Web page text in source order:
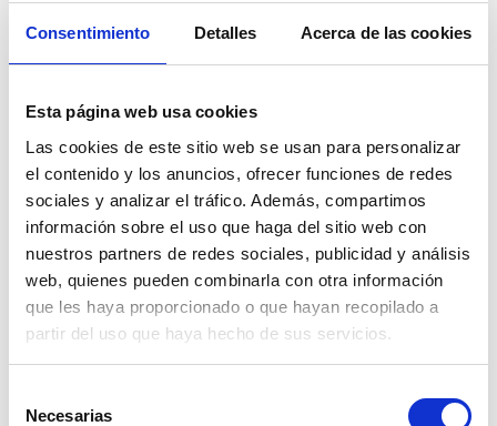
Consentimiento Detalles Acerca de las cookies
Esta página web usa cookies
Las cookies de este sitio web se usan para personalizar
el contenido y los anuncios, ofrecer funciones de redes
sociales y analizar el tráfico. Además, compartimos
información sobre el uso que haga del sitio web con
nuestros partners de redes sociales, publicidad y análisis
web, quienes pueden combinarla con otra información
que les haya proporcionado o que hayan recopilado a
partir del uso que haya hecho de sus servicios.
Necesarias